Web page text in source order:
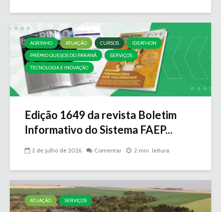
AGRINHO ATUAÇÃO CURSOS
IDEATHON
PRÊMIO QUEIJOS DO PARANÁ
SERVIÇOS
TECNOLOGIA E INOVAÇÃO
Edição 1649 da revista Boletim
Informativo do Sistema FAEP...
2 de julho de 2026 Comentar 2 min. leitura
ATUAÇÃO SERVIÇOS